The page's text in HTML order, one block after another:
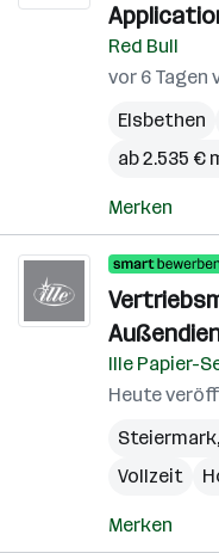
Red Bull
vor 6
Elsbethen
ab 2.535 €
Merken
Ille Papier-
Heute
Steiermark,
Vollzeit
Merken